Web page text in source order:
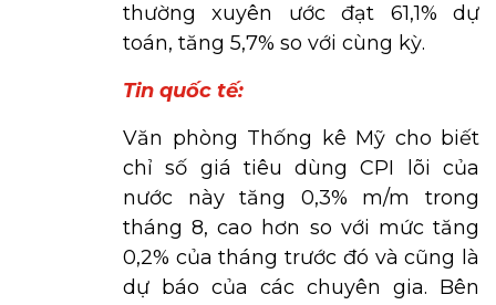
thường xuyên ước đạt 61,1% dự
toán, tăng 5,7% so với cùng kỳ.
Tin quốc tế:
Văn phòng Thống kê Mỹ cho biết
chỉ số giá tiêu dùng CPI lõi của
nước này tăng 0,3% m/m trong
tháng 8, cao hơn so với mức tăng
0,2% của tháng trước đó và cũng là
dự báo của các chuyên gia. Bên